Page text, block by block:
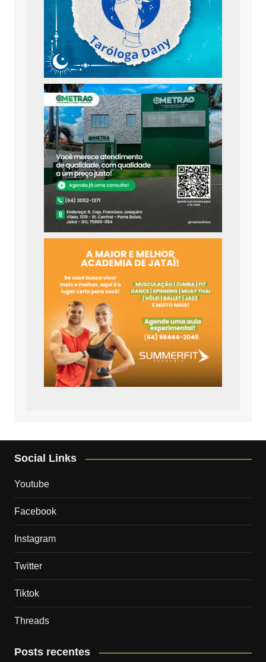
Social Links
Youtube
Facebook
Instagram
Twitter
Tiktok
Threads
Posts recentes